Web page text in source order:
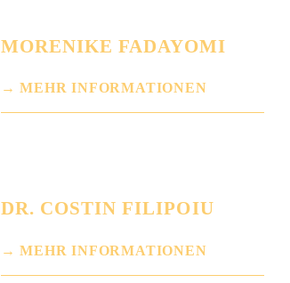
MORENIKE FADAYOMI
MEHR INFORMATIONEN
DR. COSTIN FILIPOIU
MEHR INFORMATIONEN